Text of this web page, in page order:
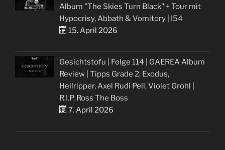
Album "The Skies Turn Black" + Tour mit
Hypocrisy, Abbath & Vomitory | I54
15. April 2026
Gesichtstofu | Folge 114 | GAEREA Album
Review | Tipps Grade 2, Exodus,
Hellripper, Axel Rudi Pell, Violet Grohl |
R.I.P. Ross The Boss
7. April 2026